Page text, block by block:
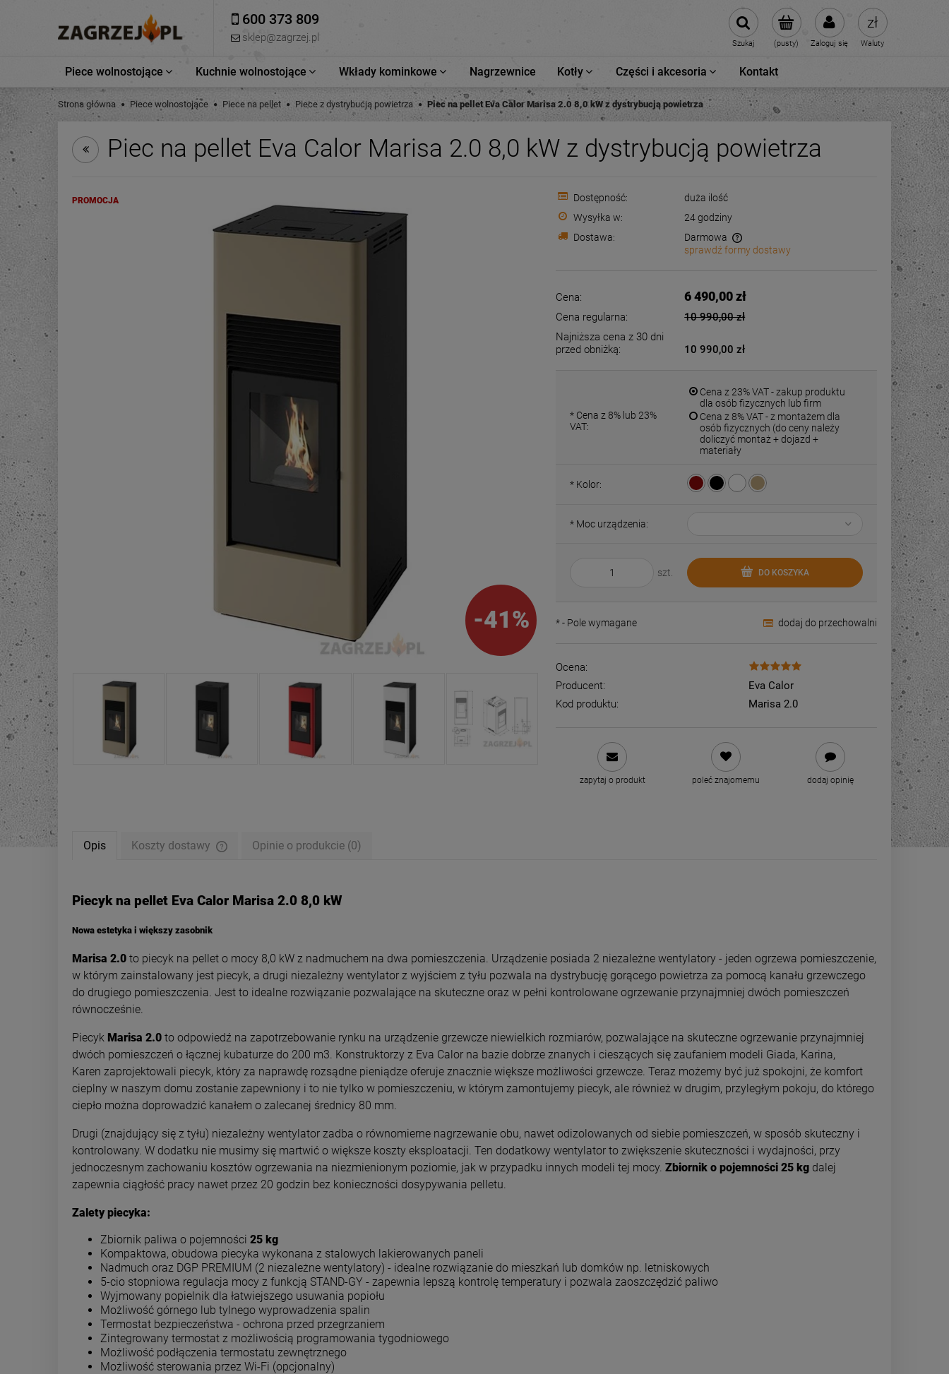
600 373 809
sklep@zagrzej.pl (pusty) Zaloguj się
Szukaj Waluty
Piece wolnostojące Kuchnie wolnostojące Wkłady kominkowe Nagrzewnice Kotły Części i akcesoria Kontakt
Strona główna Piece wolnostojące Piece na pellet Piece z dystrybucją powietrza Piec na pellet Eva Calor Marisa 2.0 8,0 kW z dystrybucją powietrza
Piec na pellet Eva Calor Marisa 2.0 8,0 kW z dystrybucją powietrza
PROMOCJA
-41%
Dostępność:
duża ilość
Wysyłka w:
24 godziny
Dostawa:
Darmowa
sprawdź formy dostawy
Cena: 6 490,00 zł
Cena regularna:
10 990,00 zł
Najniższa cena z 30 dni
przed obniżką:
10 990,00 zł
* Cena z 8% lub 23%
VAT:
Cena z 23% VAT - zakup produktu
dla osób fizycznych lub firm
Cena z 8% VAT - z montażem dla
osób fizycznych (do ceny należy
doliczyć montaż + dojazd +
materiały
* Kolor:
* Moc urządzenia:
szt. DO KOSZYKA
dodaj do przechowalni
*- Pole wymagane
Ocena:
Producent:
Eva Calor
Kod produktu:
Marisa 2.0
zapytaj o produkt poleć znajomemu dodaj opinię
Opis Koszty dostawy Opinie o produkcie (0)
Piecyk na pellet Eva Calor Marisa 2.0 8,0 kW
Nowa estetyka i większy zasobnik
Marisa 2.0 to piecyk na pellet o mocy 8,0 kW z nadmuchem na dwa pomieszczenia. Urządzenie posiada 2 niezależne wentylatory - jeden ogrzewa pomieszczenie,
w którym zainstalowany jest piecyk, a drugi niezależny wentylator z wyjściem z tyłu pozwala na dystrybucję gorącego powietrza za pomocą kanału grzewczego
do drugiego pomieszczenia. Jest to idealne rozwiązanie pozwalające na skuteczne oraz w pełni kontrolowane ogrzewanie przynajmniej dwóch pomieszczeń
równocześnie.
Piecyk Marisa 2.0 to odpowiedź na zapotrzebowanie rynku na urządzenie grzewcze niewielkich rozmiarów, pozwalające na skuteczne ogrzewanie przynajmniej
dwóch pomieszczeń o łącznej kubaturze do 200 m3. Konstruktorzy z Eva Calor na bazie dobrze znanych i cieszących się zaufaniem modeli Giada, Karina,
Karen zaprojektowali piecyk, który za naprawdę rozsądne pieniądze oferuje znacznie większe możliwości grzewcze. Teraz możemy być już spokojni, że komfort
cieplny w naszym domu zostanie zapewniony i to nie tylko w pomieszczeniu, w którym zamontujemy piecyk, ale również w drugim, przyległym pokoju, do którego
ciepło można doprowadzić kanałem o zalecanej średnicy 80 mm.
Drugi (znajdujący się z tyłu) niezależny wentylator zadba o równomierne nagrzewanie obu, nawet odizolowanych od siebie pomieszczeń, w sposób skuteczny i
kontrolowany. W dodatku nie musimy się martwić o większe koszty eksploatacji. Ten dodatkowy wentylator to zwiększenie skuteczności i wydajności, przy
jednoczesnym zachowaniu kosztów ogrzewania na niezmienionym poziomie, jak w przypadku innych modeli tej mocy. Zbiornik o pojemności 25 kg dalej
zapewnia ciągłość pracy nawet przez 20 godzin bez konieczności dosypywania pelletu.
Zalety piecyka:
Zbiornik paliwa o pojemności 25 kg
Kompaktowa, obudowa piecyka wykonana z stalowych lakierowanych paneli
Nadmuch oraz DGP PREMIUM (2 niezależne wentylatory) - idealne rozwiązanie do mieszkań lub domków np. letniskowych
5-cio stopniowa regulacja mocy z funkcją STAND-GY - zapewnia lepszą kontrolę temperatury i pozwala zaoszczędzić paliwo
Wyjmowany popielnik dla łatwiejszego usuwania popiołu
Możliwość górnego lub tylnego wyprowadzenia spalin
Termostat bezpieczeństwa - ochrona przed przegrzaniem
Zintegrowany termostat z możliwością programowania tygodniowego
Możliwość podłączenia termostatu zewnętrznego
Możliwość sterowania przez Wi-Fi (opcjonalny)